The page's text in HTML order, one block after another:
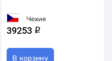
Чехия
39253 q
В корзину